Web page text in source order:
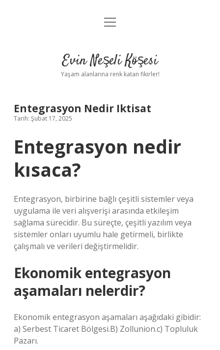
Anasayfa
Yasal Uyarı
menüyü
Evin Neşeli Köşesi
Yaşam alanlarına renk katan fikirler!
Entegrasyon Nedir Iktisat
Tarih: Şubat 17, 2025
Entegrasyon nedir
kısaca?
Entegrasyon, birbirine bağlı çeşitli sistemler veya
uygulama ile veri alışverişi arasında etkileşim
sağlama sürecidir. Bu süreçte, çeşitli yazılım veya
sistemler onları uyumlu hale getirmeli, birlikte
çalışmalı ve verileri değiştirmelidir.
Ekonomik entegrasyon
aşamaları nelerdir?
Ekonomik entegrasyon aşamaları aşağıdaki gibidir:
a) Serbest Ticaret Bölgesi.B) Zollunion.c) Topluluk
Pazarı.